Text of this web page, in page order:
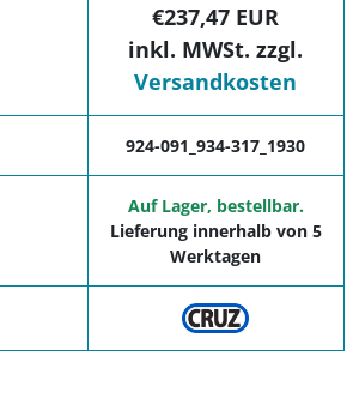
€237,47 EUR
inkl. MWSt. zzgl.
Versandkosten
924-091_934-317_1930
Auf Lager, bestellbar.
Lieferung innerhalb von 5
Werktagen